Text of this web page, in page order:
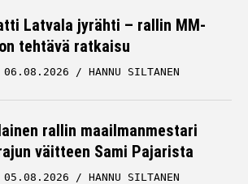
Latvala jyrähti – rallin MM-
tehtävä ratkaisu
06.08.2026 HANNU SILTANEN
rallin maailmanmestari
väitteen Sami Pajarista
05.08.2026 HANNU SILTANEN